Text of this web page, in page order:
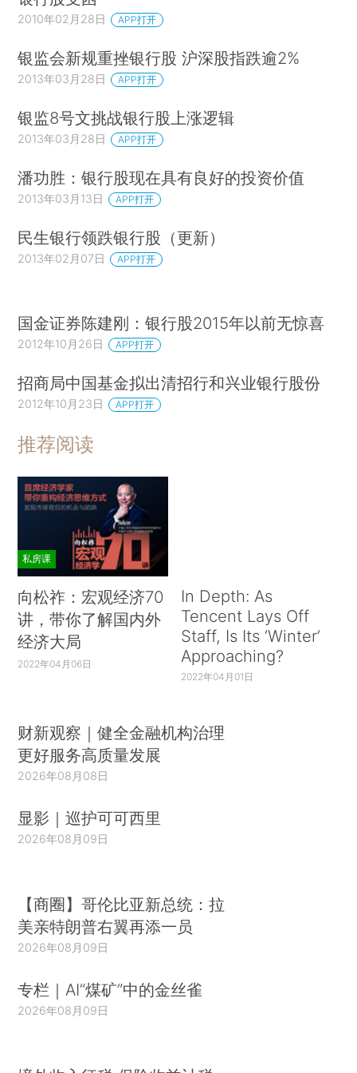
2010年02月28日 APP打开
银监会新规重挫银行股 沪深股指跌逾2%
2013年03月28日 APP打开
银监8号文挑战银行股上涨逻辑
2013年03月28日 APP打开
潘功胜：银行股现在具有良好的投资价值
2013年03月13日 APP打开
民生银行领跌银行股（更新）
2013年02月07日 APP打开
国金证券陈建刚：银行股2015年以前无惊喜
2012年10月26日 APP打开
招商局中国基金拟出清招行和兴业银行股份
2012年10月23日 APP打开
推荐阅读
私房课
向松祚：宏观经济70
讲，带你了解国内外
经济大局
2022年04月06日
In Depth: As
Tencent Lays Off
Staff, Is Its ‘Winter’
Approaching?
2022年04月01日
财新观察｜健全金融机构治理
更好服务高质量发展
2026年08月08日
显影｜巡护可可西里
2026年08月09日
【商圈】哥伦比亚新总统：拉
美亲特朗普右翼再添一员
2026年08月09日
专栏｜AI“煤矿”中的金丝雀
2026年08月09日